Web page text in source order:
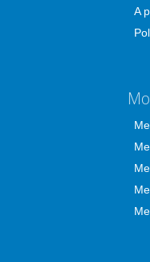
A